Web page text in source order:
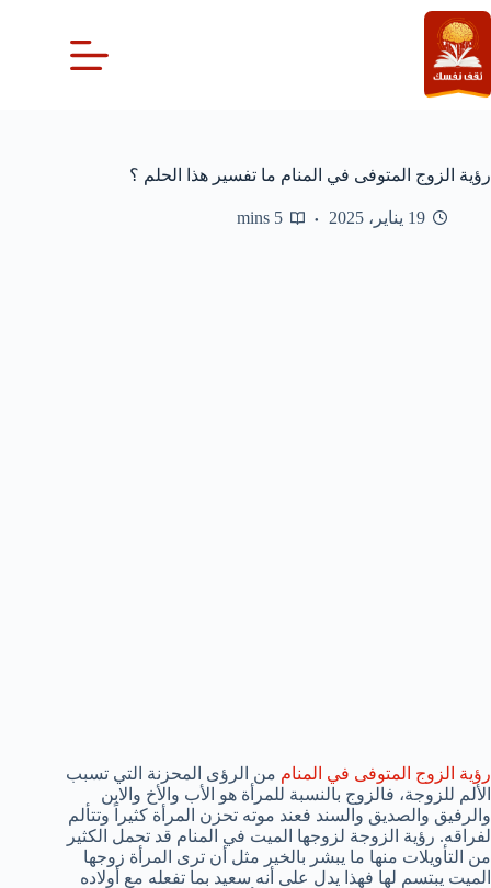
التجاوز
إلى
المحتوى
رؤية الزوج المتوفى في المنام ما تفسير هذا الحلم ؟
19 يناير، 2025 5 mins
رؤية الزوج المتوفى في المنام من الرؤى المحزنة التي تسبب
الألم للزوجة، فالزوج بالنسبة للمرأة هو الأب والأخ والابن
والرفيق والصديق والسند فعند موته تحزن المرأة كثيراً وتتألم
لفراقه. رؤية الزوجة لزوجها الميت في المنام قد تحمل الكثير
من التأويلات منها ما يبشر بالخير مثل أن ترى المرأة زوجها
الميت يبتسم لها فهذا يدل على أنه سعيد بما تفعله مع أولاده